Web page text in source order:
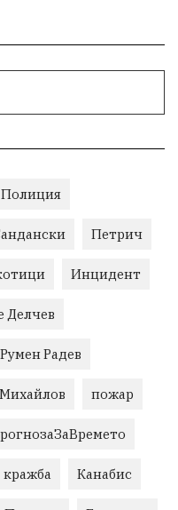
Полиция
Петрич
Инцидент
Делчев
Румен Радев
пожар
кражба Канабис